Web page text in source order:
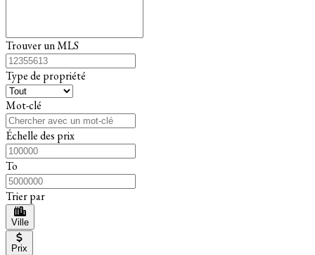
Trouver un MLS
Type de propriété
Mot-clé
Échelle des prix
To
Trier par
Ville
Prix